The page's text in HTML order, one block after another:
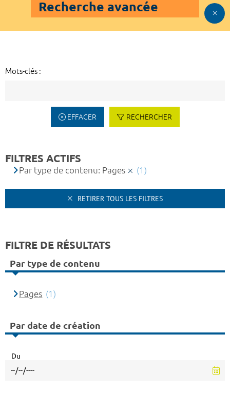
Recherche avancée
Mots-clés :
EFFACER RECHERCHER
FILTRES ACTIFS
Par type de contenu: Pages (1)
RETIRER TOUS LES FILTRES
FILTRE DE RÉSULTATS
Par type de contenu
Pages (1)
Par date de création
Du